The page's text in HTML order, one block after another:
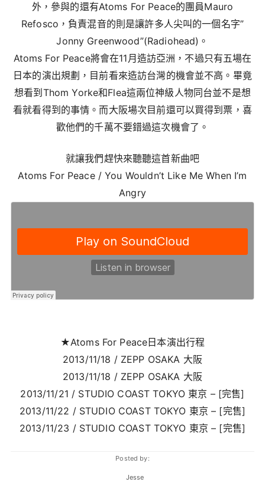
外，參與的還有Atoms For Peace的團員Mauro
Refosco，負責混音的則是讓許多人尖叫的一個名字”
Jonny Greenwood”(Radiohead)。
Atoms For Peace將會在11月造訪亞洲，不過只有五場在
日本的演出規劃，目前看來造訪台灣的機會並不高。畢竟
想看到Thom Yorke和Flea這兩位神級人物同台並不是想
看就看得到的事情。而大阪場次目前還可以買得到票，喜
歡他們的千萬不要錯過這次機會了。
就讓我們趕快來聽聽這首新曲吧
Atoms For Peace / You Wouldn’t Like Me When I’m
Angry
★Atoms For Peace日本演出行程
2013/11/18 / ZEPP OSAKA 大阪
2013/11/18 / ZEPP OSAKA 大阪
2013/11/21 / STUDIO COAST TOKYO 東京 – [完售]
2013/11/22 / STUDIO COAST TOKYO 東京 – [完售]
2013/11/23 / STUDIO COAST TOKYO 東京 – [完售]
Posted by:
Jesse